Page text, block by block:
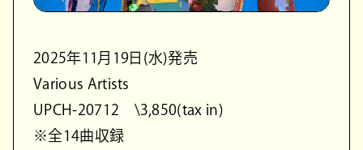
2025年11月19日(水)発売
Various Artists
UPCH-20712 \3,850(tax in)
※全14曲収録